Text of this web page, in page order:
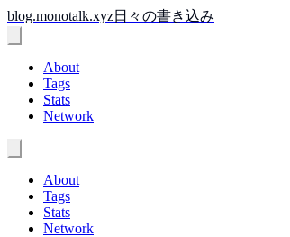
このヘッダーには、サイトのロゴ、ナビゲ
メインコンテンツへスキップ
サイトのロゴとタイトル。クリックすると
blog.monotalk.xyz日々の書き込み
About
Tags
Stats
Network
About
Tags
Stats
Network